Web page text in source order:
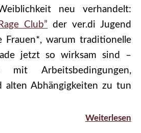
neu verhandelt:
Club” der ver.di Jugend
Frauen*, warum traditionelle
jetzt so wirksam sind –
Arbeitsbedingungen,
alten Abhängigkeiten zu tun
Weiterlesen